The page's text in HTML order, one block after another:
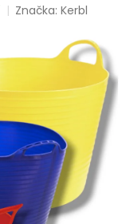
Značka:Kerbl